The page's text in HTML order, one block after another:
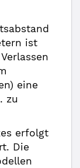
ist
eine
zu
erfolgt
Die